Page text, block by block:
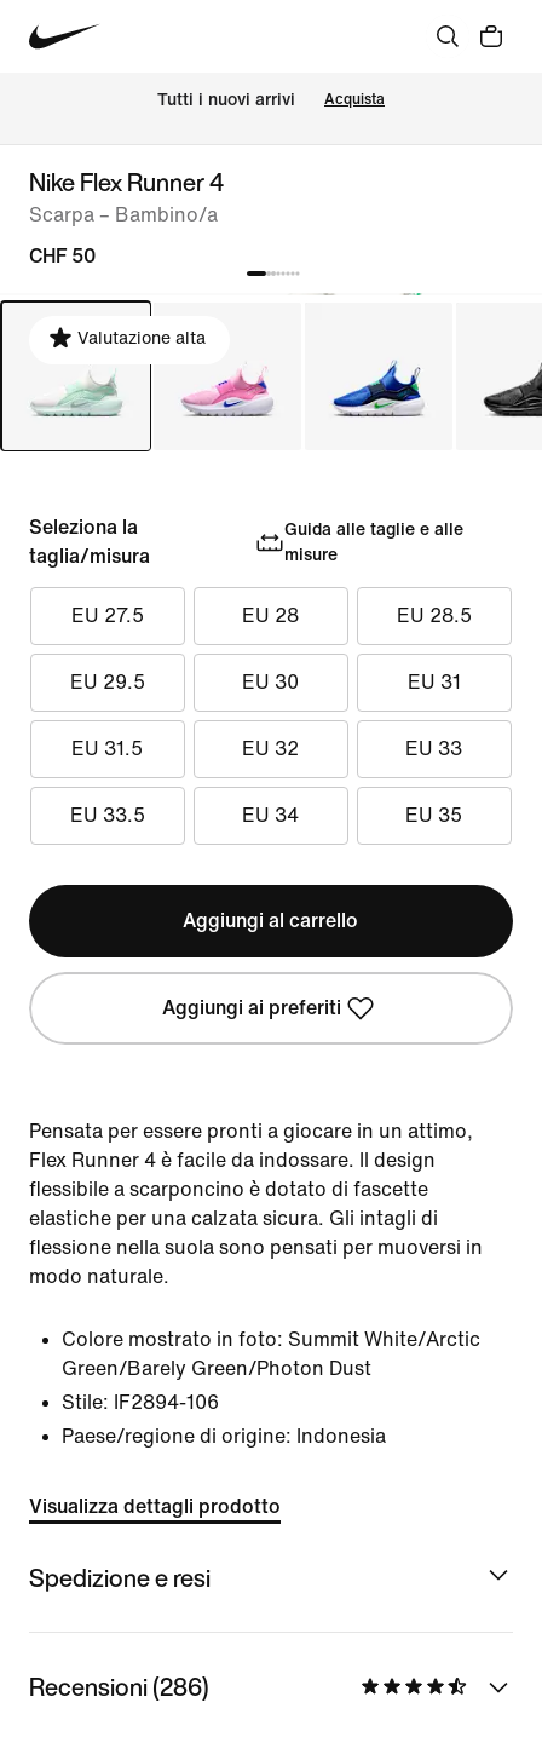
Tutti i nuovi arrivi Acquista
Nike Flex Runner 4
Scarpa – Bambino/a
CHF 50
Valutazione alta
Seleziona la
taglia/misura
Guida alle taglie e alle
misure
EU 27.5 EU 28 EU 28.5
EU 29.5 EU 30 EU 31
EU 31.5 EU 32 EU 33
EU 33.5 EU 34 EU 35
Aggiungi al carrello
Aggiungi ai preferiti
Pensata per essere pronti a giocare in un attimo,
Flex Runner 4 è facile da indossare. Il design
flessibile a scarponcino è dotato di fascette
elastiche per una calzata sicura. Gli intagli di
flessione nella suola sono pensati per muoversi in
modo naturale.
Colore mostrato in foto: Summit White/Arctic
Green/Barely Green/Photon Dust
Stile:
IF2894-106
Paese/regione di origine: Indonesia
Visualizza dettagli prodotto
Spedizione e resi
Recensioni (286)